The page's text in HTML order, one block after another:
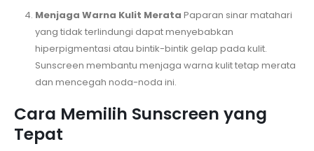
Menjaga Warna Kulit Merata Paparan sinar matahari
yang tidak terlindungi dapat menyebabkan
hiperpigmentasi atau bintik-bintik gelap pada kulit.
Sunscreen membantu menjaga warna kulit tetap merata
dan mencegah noda-noda ini.
Cara Memilih Sunscreen yang
Tepat